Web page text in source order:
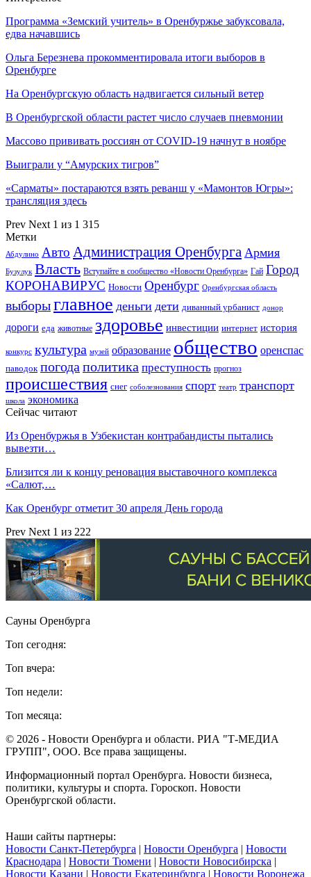
Программа «Земский учитель» в Оренбуржье забуксовала,
едва начавшись
Ольга Березнева прокомментировала итоги выборов в
Оренбурге
На Оренбургскую область надвигается сильный ветер
В Оренбургской области растет число случаев пневмонии
Массово прививать россиян от COVID-19 начнут в ноябре
Выиграли у “Амурских тигров”
«Сарматы» постараются взять реванш у «Мамонтов Югры»:
трансляция здесь
Prev Next 1 из 1 315
Метки
Абдулино Авто Администрация Оренбурга Армия
Бузулук Власть Вступайте в сообщество «Новости Оренбурга» Гай Город
КОРОНАВИРУС Новости Оренбург Оренбургская область
выборыглавное деньги дети диванный урбанист донор
дороги еда животные здоровье инвестиции интернет история
конкурс культура музей образование общество оренспас
паводок погода политика преступность прогноз
происшествия снег соболезнования спорт театр транспорт
школа экономика
Сейчас читают
Из Оренбуржья в Узбекистан контрабандисты пытались
вывезти…
Близится ли к концу реновация выставочного комплекса
«Салют,…
Как Оренбург отметит 30 апреля День города
Prev Next 1 из 222
Сауны Оренбурга
Топ сегодня:
Топ вчера:
Топ недели:
Топ месяца:
© 2026 - Новости Оренбурга и области. РИА "Т-МЕДИА
ГРУПП", ООО. Все права защищены.
Информационный портал Оренбурга. Новости бизнеса,
политики, культуры и спорта. Гороскоп. Новости
Оренбургской области.
Наши сайты партнеры:
Новости Санкт-Петербурга | Новости Оренбурга | Новости
Краснодара | Новости Тюмени | Новости Новосибирска |
Новости Казани | Новости Екатеринбурга | Новости Воронежа